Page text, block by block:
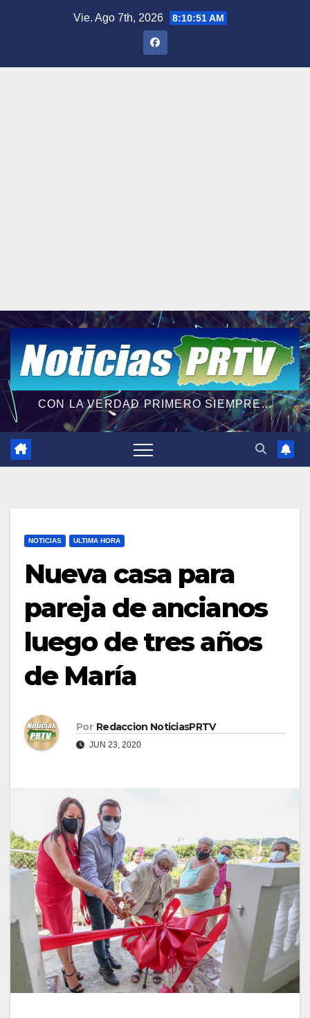
Vie. Ago 7th, 2026 8:10:52 AM
CON LA VERDAD PRIMERO SIEMPRE...
NOTICIAS ULTIMA HORA
Nueva casa para
pareja de ancianos
luego de tres años
de María
Por Redaccion NoticiasPRTV
JUN 23, 2020